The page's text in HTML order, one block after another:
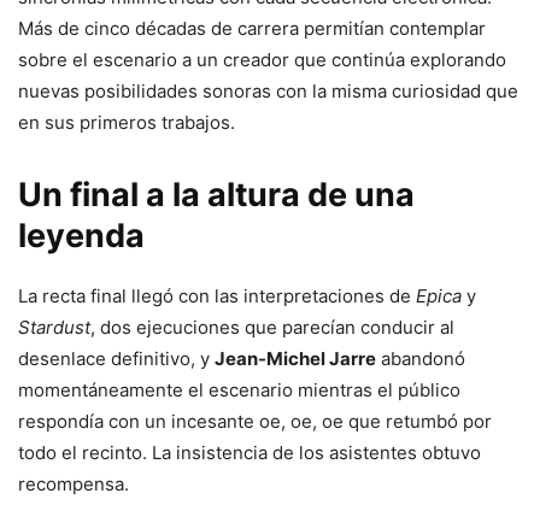
Más de cinco décadas de carrera permitían contemplar
sobre el escenario a un creador que continúa explorando
nuevas posibilidades sonoras con la misma curiosidad que
en sus primeros trabajos.
Un final a la altura de una
leyenda
La recta final llegó con las interpretaciones de Epica y
Stardust, dos ejecuciones que parecían conducir al
desenlace definitivo, y Jean-Michel Jarre abandonó
momentáneamente el escenario mientras el público
respondía con un incesante oe, oe, oe que retumbó por
todo el recinto. La insistencia de los asistentes obtuvo
recompensa.